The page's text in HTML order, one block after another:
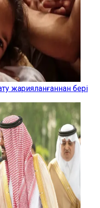
жарияланғаннан бері